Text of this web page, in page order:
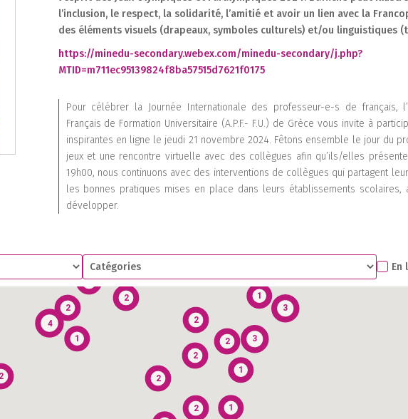
l’inclusion, le respect, la solidarité, l’amitié et avoir un lien avec la
des éléments visuels (drapeaux, symboles culturels) et/ou linguistiques
https://minedu-secondary.webex.com/minedu-secondary/j.php?
MTID=m711ec95139824f8ba57515d7621f0175
Pour célébrer la Journée Internationale des professeur-e-s de français,
Français de Formation Universitaire (A.P.F.- F.U.) de Grèce vous invite à
inspirantes en ligne le jeudi 21 novembre 2024. Fêtons ensemble le jour du
jeux et une rencontre virtuelle avec des collègues afin qu’ils/elles
19h00, nous continuons avec des interventions de collègues qui partagent
les bonnes pratiques mises en place dans leurs établissements
développer.
En
2
1
1
2
1
1
1
1
1
2
2
3
3
2
2
2
2
4
2